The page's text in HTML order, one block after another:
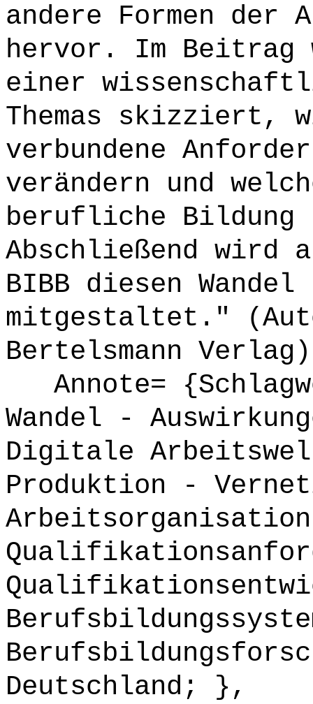
andere Formen der
hervor. Im Beitrag
einer
Themas skizziert,
verbundene
verändern und
berufliche Bildung
Abschließend wird
BIBB diesen
mitgestaltet."
Bertelsmann
Annote=
Wandel -
Digitale
Produktion -
Deutschland; },